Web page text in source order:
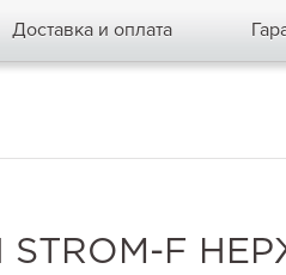
Доставка и оплата
STROM-F